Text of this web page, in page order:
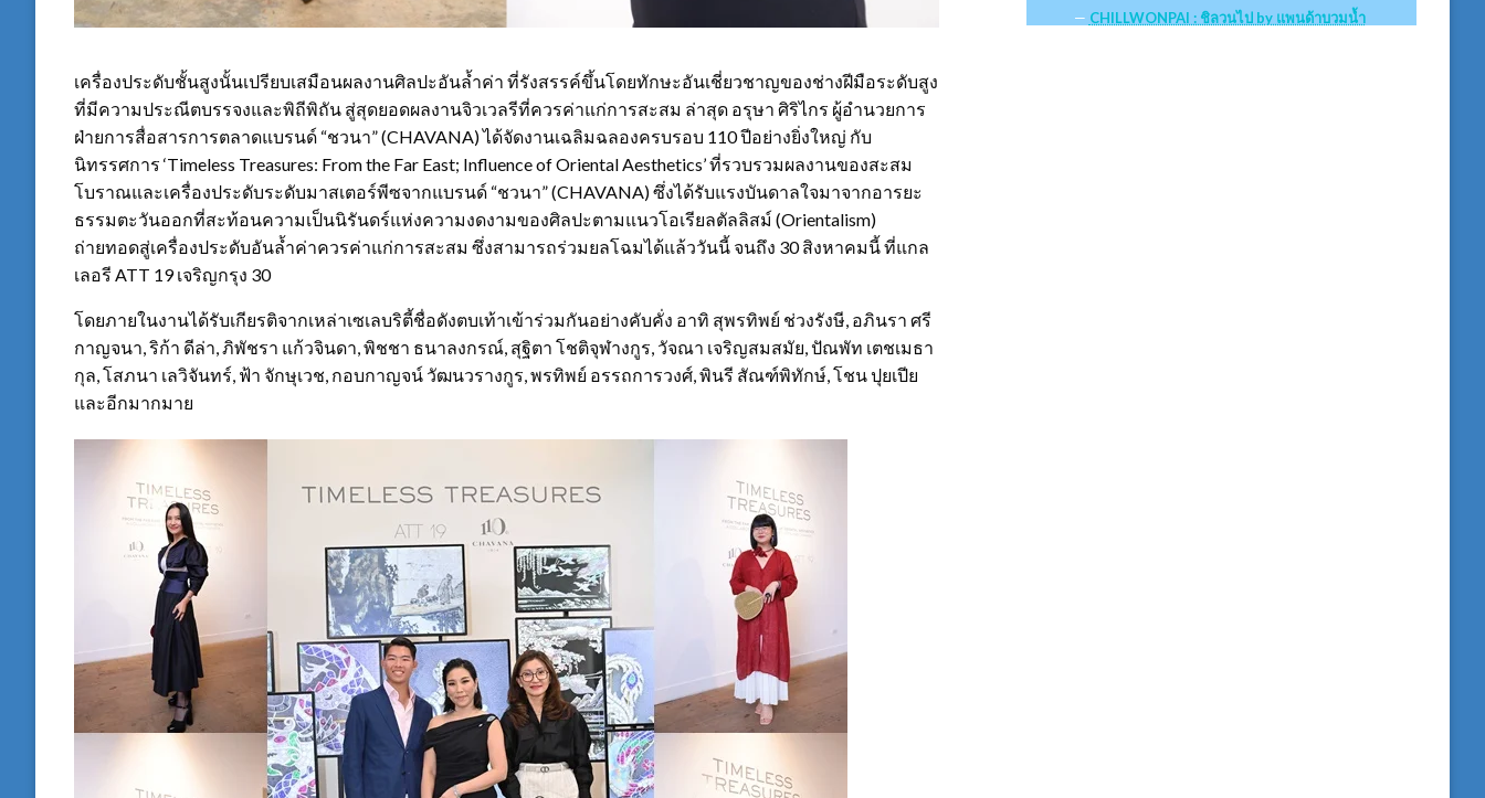
เครื่องประดับชั้นสูงนั้นเปรียบเสมือนผลงานศิลปะอันล้ำค่า ที่รังสรรค์ขึ้นโดยทักษะอันเชี่ยวชาญของช่างฝีมือระดับสูง
ที่มีความประณีตบรรจงและพิถีพิถัน สู่สุดยอดผลงานจิวเวลรีที่ควรค่าแก่การสะสม ล่าสุด อรุษา ศิริไกร ผู้อำนวยการ
ฝ่ายการสื่อสารการตลาดแบรนด์ “ชวนา” (CHAVANA) ได้จัดงานเฉลิมฉลองครบรอบ 110 ปีอย่างยิ่งใหญ่ กับ
นิทรรศการ ‘Timeless Treasures: From the Far East; Influence of Oriental Aesthetics’ ที่รวบรวมผลงานของสะสม
โบราณและเครื่องประดับระดับมาสเตอร์พีซจากแบรนด์ “ชวนา” (CHAVANA) ซึ่งได้รับแรงบันดาลใจมาจากอารยะ
ธรรมตะวันออกที่สะท้อนความเป็นนิรันดร์แห่งความงดงามของศิลปะตามแนวโอเรียลตัลลิสม์ (Orientalism)
ถ่ายทอดสู่เครื่องประดับอันล้ำค่าควรค่าแก่การสะสม ซึ่งสามารถร่วมยลโฉมได้แล้ววันนี้ จนถึง 30 สิงหาคมนี้ ที่แกล
เลอรี ATT 19 เจริญกรุง 30
โดยภายในงานได้รับเกียรติจากเหล่าเซเลบริตี้ชื่อดังตบเท้าเข้าร่วมกันอย่างคับคั่ง อาทิ สุพรทิพย์ ช่วงรังษี, อภินรา ศรี
กาญจนา, ริก้า ดีล่า, ภิพัชรา แก้วจินดา, พิชชา ธนาลงกรณ์, สุฐิตา โชติจุฬางกูร, วัจณา เจริญสมสมัย, ปัณพัท เตชเมธา
กุล, โสภนา เลวิจันทร์, ฟ้า จักษุเวช, กอบกาญจน์ วัฒนวรางกูร, พรทิพย์ อรรถการวงศ์, พินรี สัณฑ์พิทักษ์, โชน ปุยเปีย
และอีกมากมาย
CHILLWONPAI : ชิลวนไป by แพนด้าบวมน้ำ